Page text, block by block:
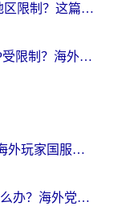
在韩国看B站世界杯直播地区限制？这篇指南让你告别“当前地区不可播放”
在越南看B站世界杯当前IP受限制？海外党体育观赛终极指南来了
国外可不可以打逆水寒？海外玩家国服畅玩终极指南（附漫威荒野乱斗加速方案）
在国外玩拳皇98OL延迟怎么办？海外党亲测有效的低延迟指南